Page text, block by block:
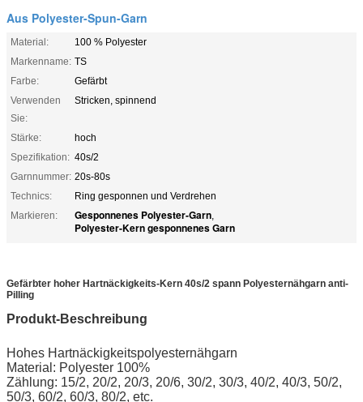
Aus Polyester-Spun-Garn
Material:
100 % Polyester
Markenname: TS
Farbe:
Gefärbt
Verwenden
Sie:
Stricken, spinnend
Stärke:
hoch
Spezifikation: 40s/2
Garnnummer: 20s-80s
Technics:
Ring gesponnen und Verdrehen
Markieren:
Gesponnenes Polyester-Garn,
Polyester-Kern gesponnenes Garn
Gefärbter hoher Hartnäckigkeits-Kern 40s/2 spann Polyesternähgarn anti-
Pilling
Produkt-Beschreibung
Hohes Hartnäckigkeitspolyesternähgarn
Material: Polyester 100%
Zählung: 15/2, 20/2, 20/3, 20/6, 30/2, 30/3, 40/2, 40/3, 50/2,
50/3, 60/2, 60/3, 80/2, etc.